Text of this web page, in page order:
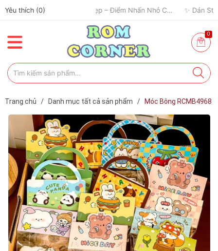
Yêu thích (0)
0
Trang chủ / Danh mục tất cả sản phẩm / Móc Bông RCMB4968